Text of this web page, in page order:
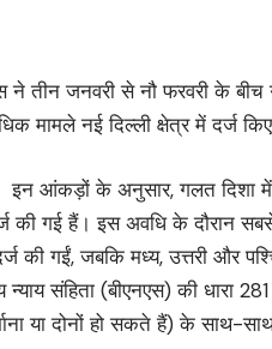
ने तीन जनवरी से नौ फरवरी के
मामले नई दिल्ली क्षेत्र में दर्ज
आंकड़ों के अनुसार, गलत दिशा में
की गई हैं। इस अवधि के दौरान
की गईं, जबकि मध्य, उत्तरी और
न्याय संहिता (बीएनएस) की धारा
या दोनों हो सकते हैं) के साथ-